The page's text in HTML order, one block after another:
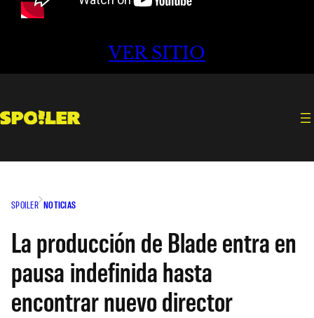
VER SITIO
SPOILER NOTICIAS
La producción de Blade entra en
pausa indefinida hasta
encontrar nuevo director